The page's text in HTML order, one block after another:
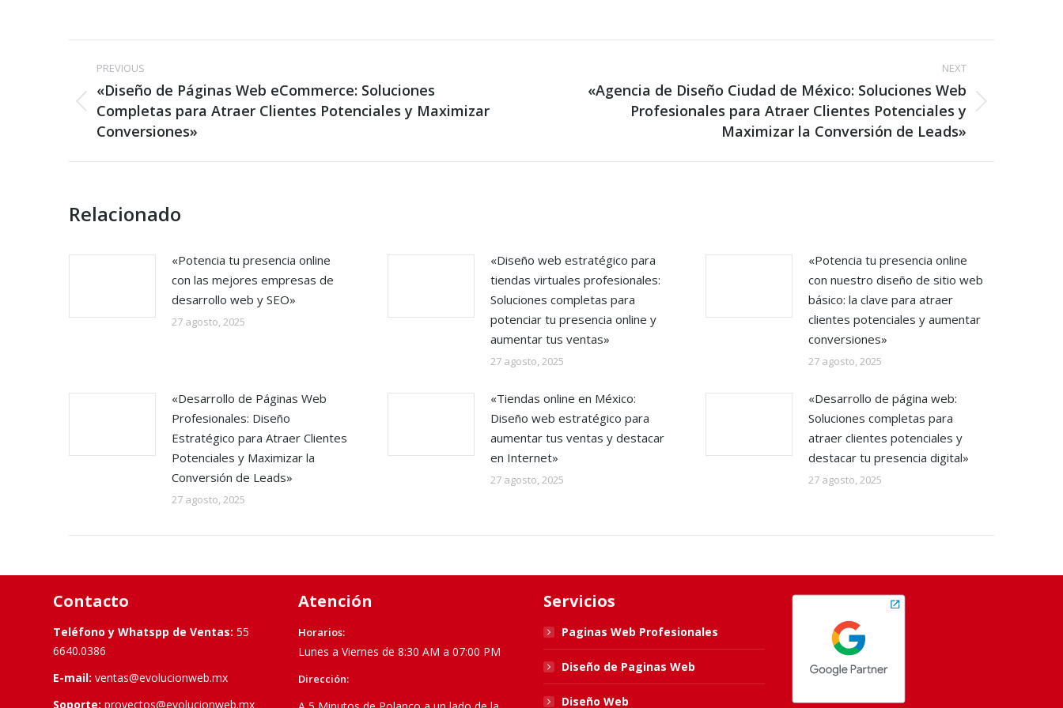
Post
navigation
PREVIOUS
Previous
post:
«Diseño de Páginas Web eCommerce: Soluciones
Completas para Atraer Clientes Potenciales y Maximizar
Conversiones»
NEXT
«Agencia de Diseño Ciudad de México: Soluciones Web
Profesionales para Atraer Clientes Potenciales y
Maximizar la Conversión de Leads»
Relacionado
«Potencia tu presencia online
con las mejores empresas de
desarrollo web y SEO»
27 agosto, 2025
«Diseño web estratégico para
tiendas virtuales profesionales:
Soluciones completas para
potenciar tu presencia online y
aumentar tus ventas»
27 agosto, 2025
«Potencia tu presencia online
con nuestro diseño de sitio web
básico: la clave para atraer
clientes potenciales y aumentar
conversiones»
27 agosto, 2025
«Desarrollo de Páginas Web
Profesionales: Diseño
Estratégico para Atraer Clientes
Potenciales y Maximizar la
Conversión de Leads»
27 agosto, 2025
«Tiendas online en México:
Diseño web estratégico para
aumentar tus ventas y destacar
en Internet»
27 agosto, 2025
«Desarrollo de página web:
Soluciones completas para
atraer clientes potenciales y
destacar tu presencia digital»
27 agosto, 2025
Contacto
Teléfono y Whatspp de Ventas: 55
6640.0386
E-mail: ventas@evolucionweb.mx
Soporte: proyectos@evolucionweb.mx
Atención
Horarios:
Lunes a Viernes de 8:30 AM a 07:00 PM
Dirección:
Servicios
Paginas Web Profesionales
Diseño de Paginas Web
Diseño Web